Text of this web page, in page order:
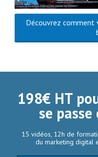
Découvrez comment
198€ HT
se
15 vidéos, 12h de
du marketing digital